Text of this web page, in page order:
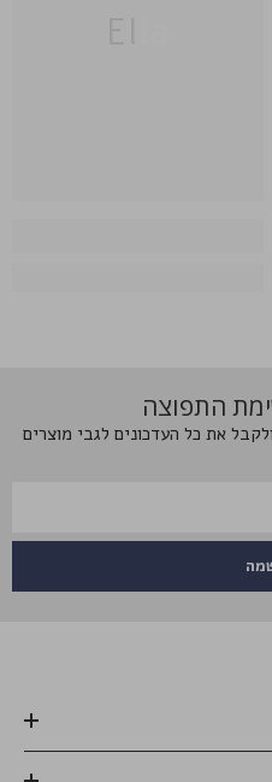
התפוצה
את כל העדכונים לגבי מוצרים